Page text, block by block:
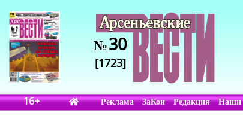
№30
[1723]
16+ Реклама ЗаКон Редакция Наши